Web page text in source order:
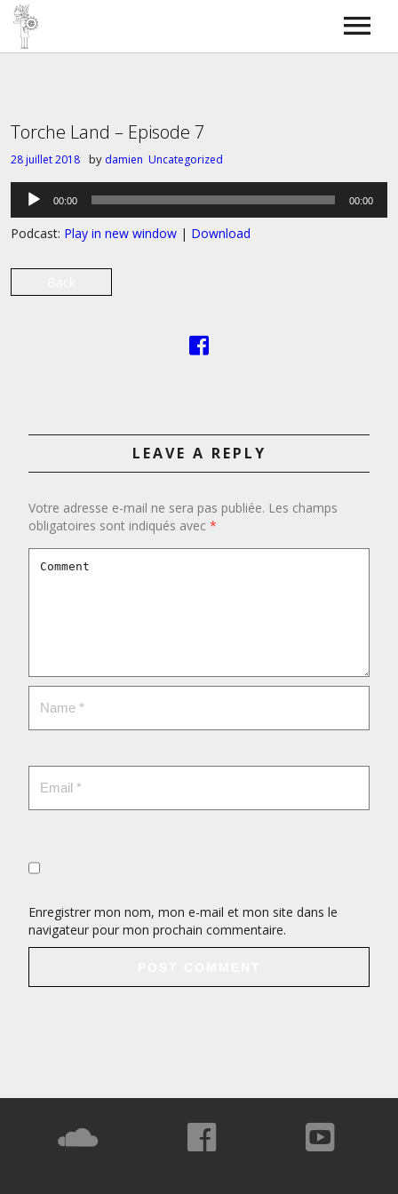
Torche Land – Episode 7
28 juillet 2018 by damien Uncategorized
Lecteur
audio
00:00 00:00
Podcast: Play in new window | Download
LEAVE A REPLY
Votre adresse e-mail ne sera pas publiée. Les champs
obligatoires sont indiqués avec *
Enregistrer mon nom, mon e-mail et mon site dans le
navigateur pour mon prochain commentaire.